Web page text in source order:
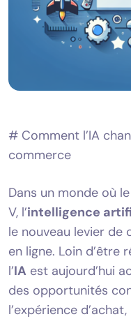
# Comment l’IA
commerce
Dans un monde où
V, l’intelligence
le nouveau levier de
en ligne. Loin d’être
l’IA est aujourd’hui
des opportunités
l’expérience